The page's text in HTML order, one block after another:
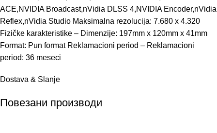
ACE,NVIDIA Broadcast,nVidia DLSS 4,NVIDIA Encoder,nVidia
Reflex,nVidia Studio Maksimalna rezolucija: 7.680 x 4.320
Fizičke karakteristike – Dimenzije: 197mm x 120mm x 41mm
Format: Pun format Reklamacioni period – Reklamacioni
period: 36 meseci
Dostava & Slanje
Повезани производи